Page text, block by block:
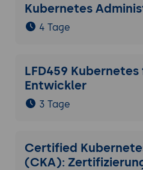
Kubernetes
4 Tage
LFD459
Entwickler
3 Tage
Certified
(CKA):